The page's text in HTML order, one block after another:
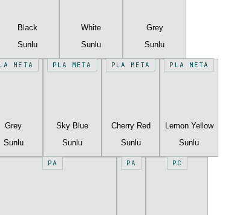
Black
Sunlu
White
Sunlu
Grey
Sunlu
META
Grey
Sunlu
PLA META
Sky Blue
Sunlu
PLA META
Cherry Red
Sunlu
PLA META
Lemon Yellow
Sunlu
PA PA PC